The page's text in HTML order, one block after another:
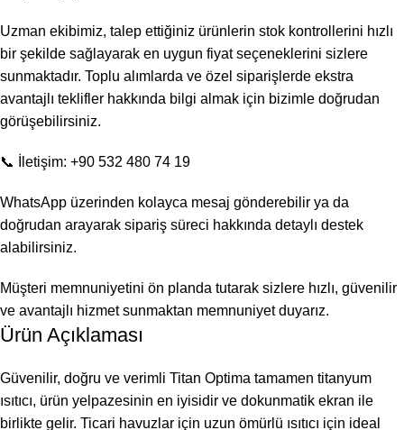
Uzman ekibimiz, talep ettiğiniz ürünlerin stok kontrollerini hızlı
bir şekilde sağlayarak en uygun fiyat seçeneklerini sizlere
sunmaktadır. Toplu alımlarda ve özel siparişlerde ekstra
avantajlı teklifler hakkında bilgi almak için bizimle doğrudan
görüşebilirsiniz.
📞 İletişim: +90 532 480 74 19
WhatsApp üzerinden kolayca mesaj gönderebilir ya da
doğrudan arayarak sipariş süreci hakkında detaylı destek
alabilirsiniz.
Müşteri memnuniyetini ön planda tutarak sizlere hızlı, güvenilir
ve avantajlı hizmet sunmaktan memnuniyet duyarız.
Ürün Açıklaması
Güvenilir, doğru ve verimli Titan Optima tamamen titanyum
ısıtıcı, ürün yelpazesinin en iyisidir ve dokunmatik ekran ile
birlikte gelir. Ticari havuzlar için uzun ömürlü ısıtıcı için ideal